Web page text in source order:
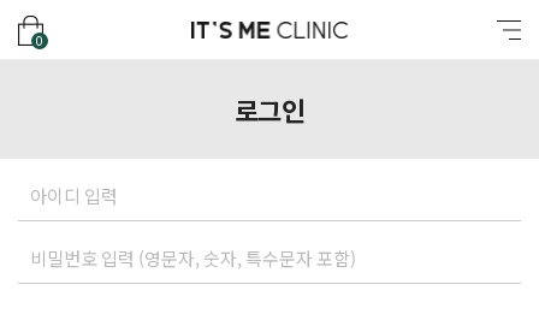
장바구니
0 잇츠미의원 메뉴
로그인